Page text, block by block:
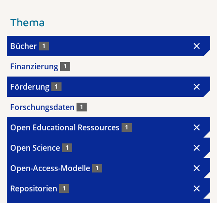
Thema
Bücher 1
Finanzierung 1
Förderung 1
Forschungsdaten 1
Open Educational Ressources 1
Open Science 1
Open-Access-Modelle 1
Repositorien 1